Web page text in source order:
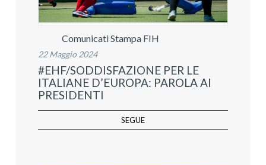
Comunicati Stampa FIH
22 Maggio 2024
#EHF/SODDISFAZIONE PER LE
ITALIANE D’EUROPA: PAROLA AI
PRESIDENTI
SEGUE